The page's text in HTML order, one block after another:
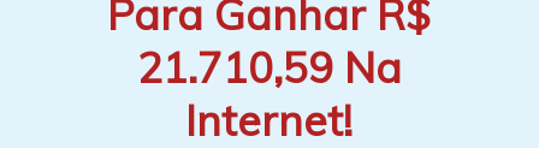
Para Ganhar R$
21.710,59 Na
Internet!